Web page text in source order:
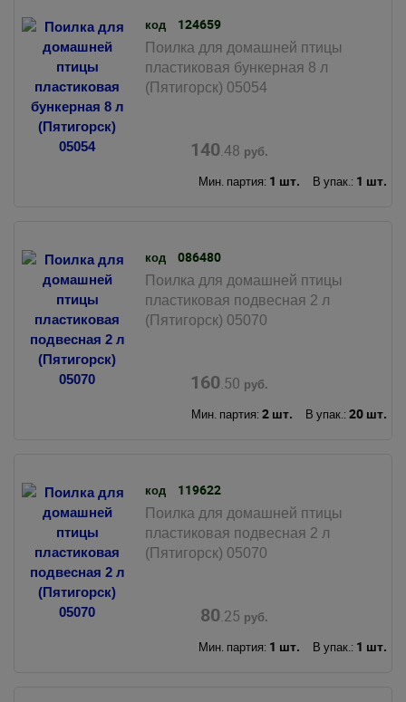
код 124659
Поилка для домашней птицы
пластиковая бункерная 8 л
(Пятигорск) 05054
140.48 руб.
Мин. партия: 1 шт. В упак.: 1 шт.
код 086480
Поилка для домашней птицы
пластиковая подвесная 2 л
(Пятигорск) 05070
160.50 руб.
Мин. партия: 2 шт. В упак.: 20 шт.
код 119622
Поилка для домашней птицы
пластиковая подвесная 2 л
(Пятигорск) 05070
80.25 руб.
Мин. партия: 1 шт. В упак.: 1 шт.